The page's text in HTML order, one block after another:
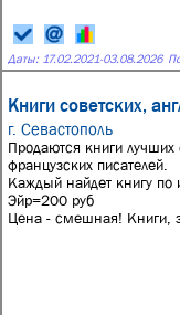
Даты: 17.02.2021-03.08.2026
Книги советских,
г. Севастополь
Продаются книги лучших
французских писателей.
Каждый найдет книгу по
Эйр=200 руб
Цена - смешная! Книги,